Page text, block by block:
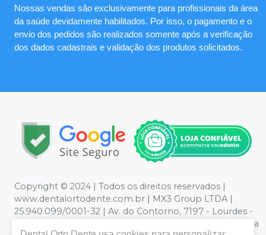
Nossas vendas são exclusivamente para profissionais da área
da saúde devidamente habilitados. Por isso, o pagamento e o
envio dos pedidos são realizados somente após a verificação
dos dados cadastrais e validação dos produtos solicitados.
Copyright © 2024 | Todos os direitos reservados |
www.dentalortodente.com.br | MX3 Group LTDA |
25.940.099/0001-32 | Av. do Contorno, 7197 - Lourdes -
Belo Horizonte, MG | Política de Privacidade e Segurança